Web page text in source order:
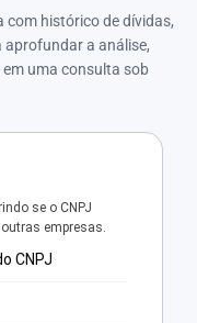
com histórico de dívidas,
a análise,
uma consulta sob
se o CNPJ
empresas.
CNPJ